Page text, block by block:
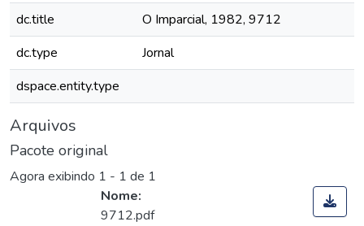
dc.title
O Imparcial, 1982, 9712
dc.type
Jornal
dspace.entity.type
Arquivos
Pacote original
Agora exibindo 1 - 1 de 1
Nome:
9712.pdf